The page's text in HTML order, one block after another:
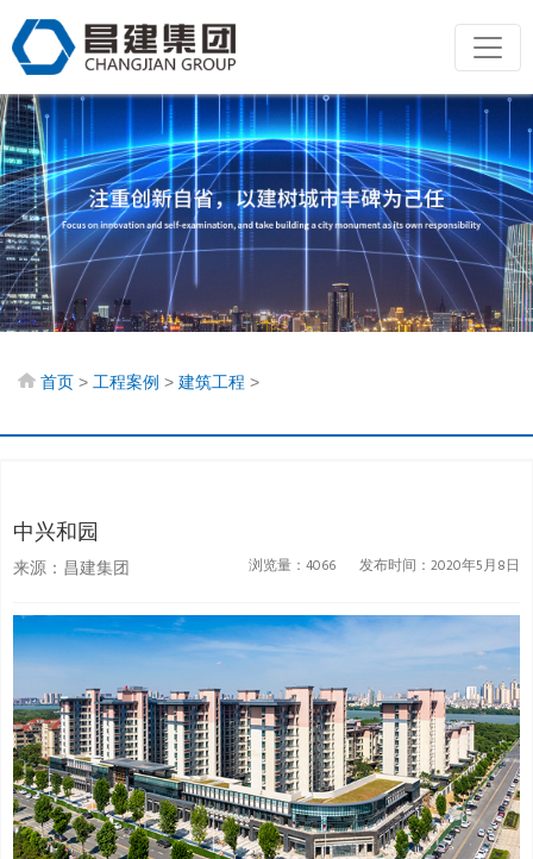
首页 > 工程案例 > 建筑工程 >
中兴和园
来源： 昌建集团 浏览量：4066 发布时间：2020年5月8日